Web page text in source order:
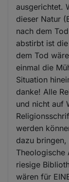
ausgerichtet.
dieser Natur
nach dem
abstirbt ist
dem Tod
einmal die
Situation
danke! Alle
und nicht auf
werden
dazu bringen,
Theologische
riesige
wären für